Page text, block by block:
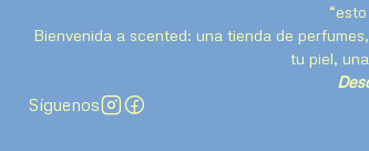
Bienvenida a scented: una tienda de
tu piel,
Síguenos